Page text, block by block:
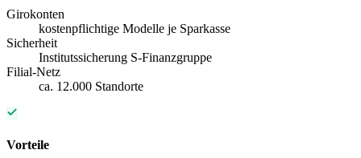
Girokonten
kostenpflichtige Modelle je Sparkasse
Sicherheit
Institutssicherung S-Finanzgruppe
Filial-Netz
ca. 12.000 Standorte
Vorteile